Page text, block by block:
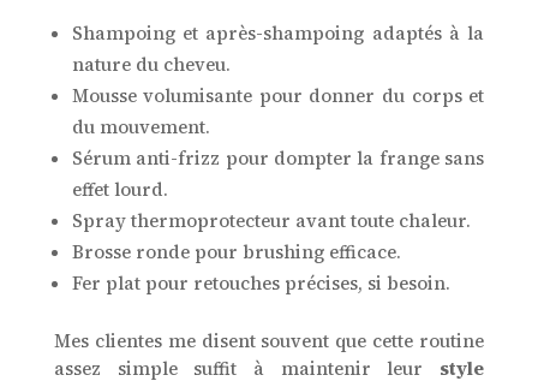
Shampoing et après-shampoing adaptés à la
nature du cheveu.
Mousse volumisante pour donner du corps et
du mouvement.
Sérum anti-frizz pour dompter la frange sans
effet lourd.
Spray thermoprotecteur avant toute chaleur.
Brosse ronde pour brushing efficace.
Fer plat pour retouches précises, si besoin.
Mes clientes me disent souvent que cette routine
assez simple suffit à maintenir leur style